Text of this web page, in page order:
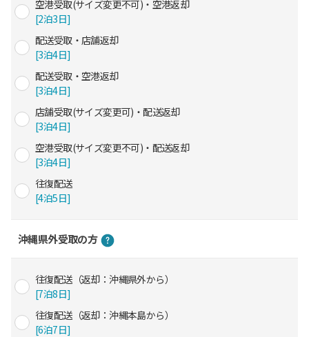
空港受取(サイズ変更不可)・空港返却
[2泊3日]
配送受取・店舗返却
[3泊4日]
配送受取・空港返却
[3泊4日]
店舗受取(サイズ変更可)・配送返却
[3泊4日]
空港受取(サイズ変更不可)・配送返却
[3泊4日]
往復配送
[4泊5日]
沖縄県外受取の方
往復配送（返却：沖縄県外から）
[7泊8日]
往復配送（返却：沖縄本島から）
[6泊7日]